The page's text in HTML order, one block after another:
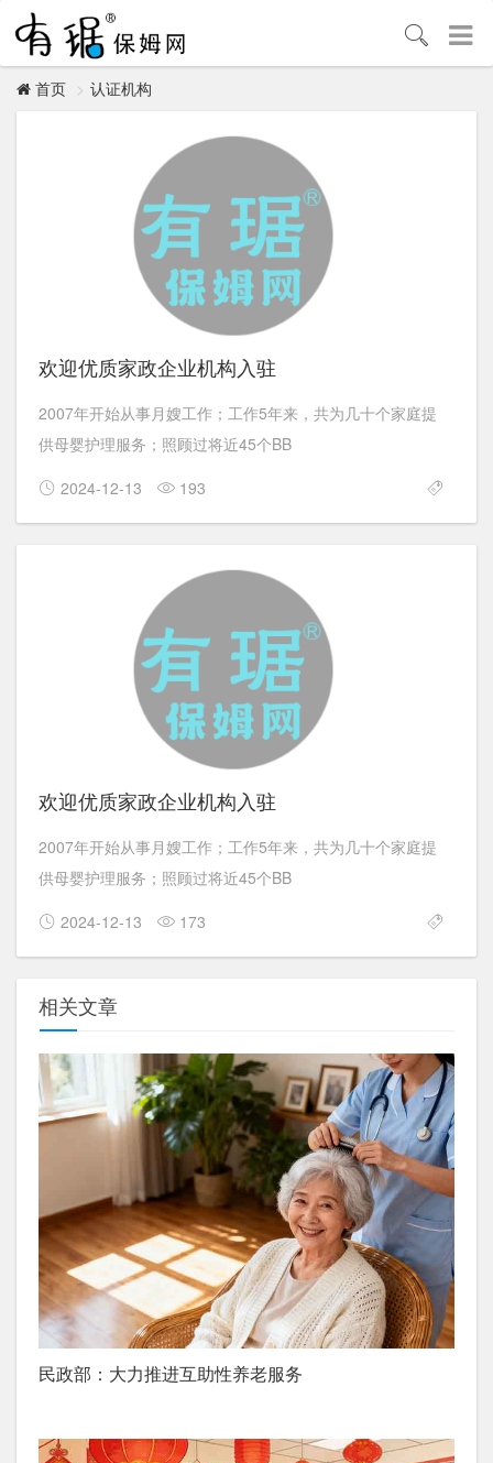
首页 认证机构
欢迎优质家政企业机构入驻
2007年开始从事月嫂工作；工作5年来，共为几十个家庭提
供母婴护理服务；照顾过将近45个BB
2024-12-13
193
欢迎优质家政企业机构入驻
2007年开始从事月嫂工作；工作5年来，共为几十个家庭提
供母婴护理服务；照顾过将近45个BB
2024-12-13
173
相关文章
民政部：大力推进互助性养老服务